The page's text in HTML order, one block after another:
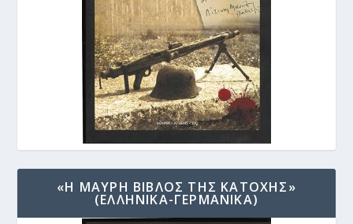
«Η ΜΑΥΡΗ ΒΙΒΛΟΣ ΤΗΣ ΚΑΤΟΧΗΣ»
(ΕΛΛΗΝΙΚΑ-ΓΕΡΜΑΝΙΚΑ)